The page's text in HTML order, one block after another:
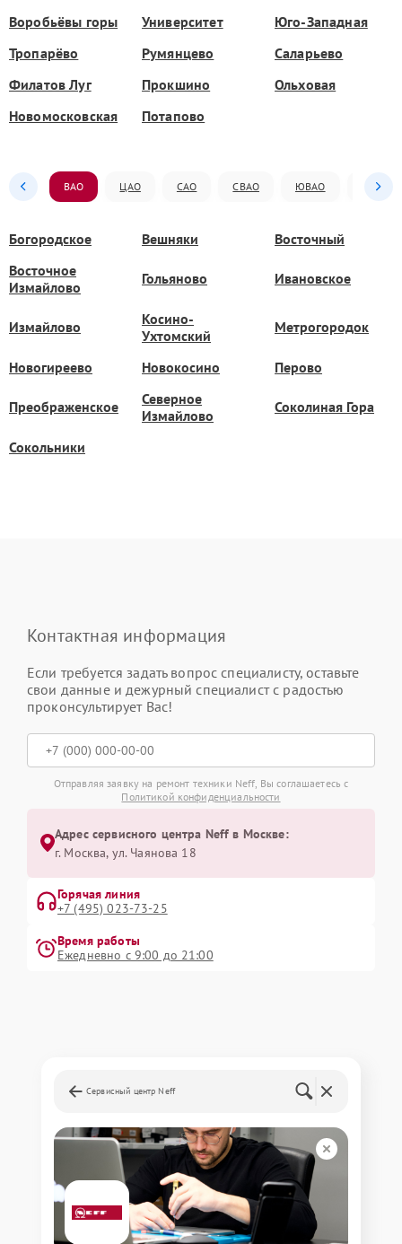
Воробьёвы горы Университет
Юго-Западная
Тропарёво
Румянцево
Саларьево
Филатов Луг
Прокшино
Ольховая
Новомосковская
Потапово
ВАО ЦАО САО СВАО ЮВАО ЮАО
Богородское Вешняки
Восточный
Восточное
Измайлово
Гольяново Ивановское
Измайлово
Косино-
Ухтомский
Метрогородок
Новогиреево Новокосино Перово
Преображенское
Северное
Измайлово
Соколиная Гора
Сокольники
Контактная информация
Если требуется задать вопрос специалисту, оставьте
свои данные и дежурный специалист с радостью
проконсультирует Вас!
Отправляя заявку на ремонт техники Neff, Вы соглашаетесь с
Политикой конфиденциальности
Адрес сервисного центра Neff в Москве:
г. Москва, ул. Чаянова 18
Горячая линия
+7 (495) 023-73-25
Время работы
Ежедневно с 9:00 до 21:00
Сервисный центр Neff